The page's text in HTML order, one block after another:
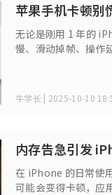
苹果手机卡顿别
无论是刚用 1 年的
慢、滑动掉帧、操作
牛学长 | 2025-10-10
内存告急引发
在 iPhone 的日常使
可能会变得卡顿，应